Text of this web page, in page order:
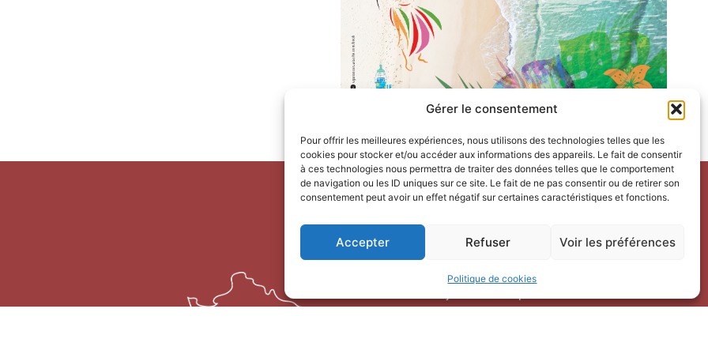
Gérer le consentement
Pour offrir les meilleures expériences, nous utilisons des technologies telles que les
cookies pour stocker et/ou accéder aux informations des appareils. Le fait de consentir
à ces technologies nous permettra de traiter des données telles que le comportement
de navigation ou les ID uniques sur ce site. Le fait de ne pas consentir ou de retirer son
consentement peut avoir un effet négatif sur certaines caractéristiques et fonctions.
Accepter Refuser Voir les préférences
Politique de cookies
Terre
V acances scolaires toutes zones – hors Noël :
du 9 février au 6 mars 2026
du 7 au 30 avril 2026